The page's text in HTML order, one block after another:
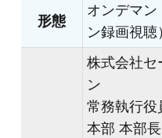
形態
オンデマン
ン録画視聴）
株式会社セ
ン
常務執行役
本部 本部長